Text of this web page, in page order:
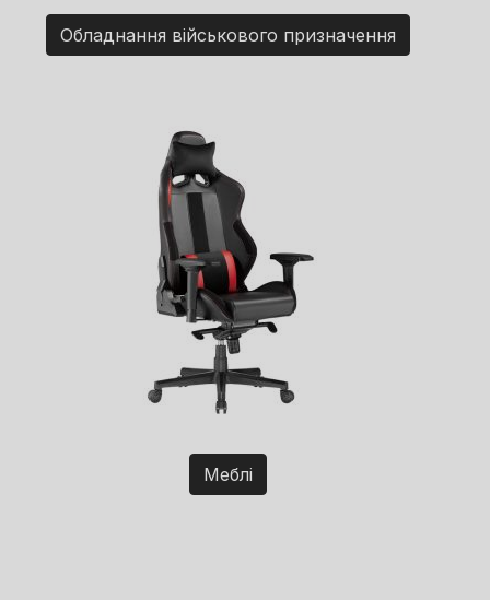
Обладнання військового призначення
Меблі